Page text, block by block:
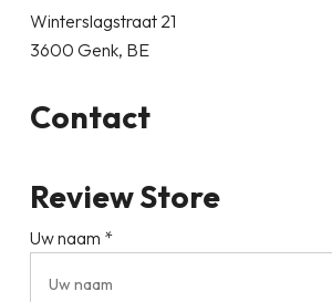
Winterslagstraat 21
3600 Genk, BE
Contact
Review Store
Uw naam *